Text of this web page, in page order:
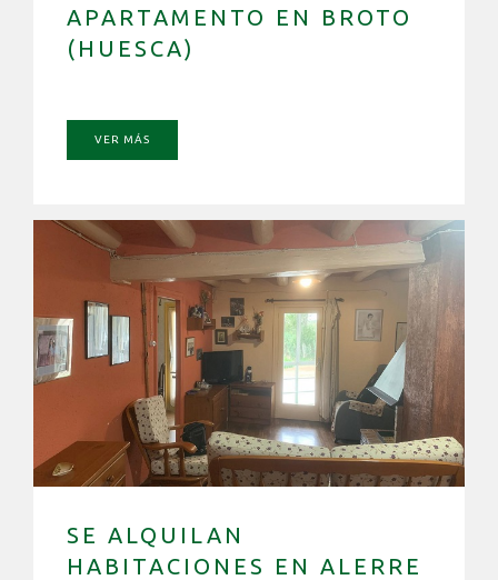
APARTAMENTO EN BROTO
(HUESCA)
VER MÁS
SE ALQUILAN
HABITACIONES EN ALERRE